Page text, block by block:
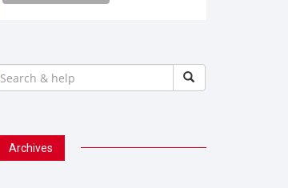
SEARCH
FOR:
Archives